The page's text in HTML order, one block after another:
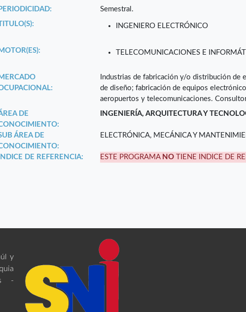
PERIODICIDAD:
Semestral.
INGENIERO ELECTRÓNICO
MOTOR(ES): TELECOMUNICACIONES E
MERCADO
Industrias de fabricación y/o distribución de
de diseño; fabricación de equipos
aeropuertos y telecomunicaciones.
DE
INGENIERÍA, ARQUITECTURA Y
ÁREA DE
ELECTRÓNICA, MECÁNICA Y
INDICE DE REFERENCIA: ESTE PROGRAMA NO TIENE INDICE DE
y
-